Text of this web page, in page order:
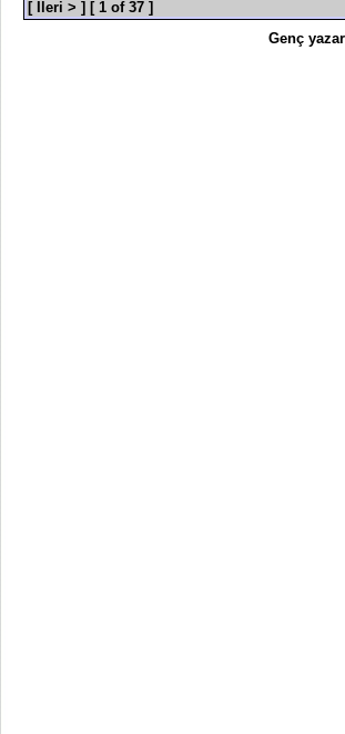
[ İleri > ] [ 1 of 37 ]
Genç